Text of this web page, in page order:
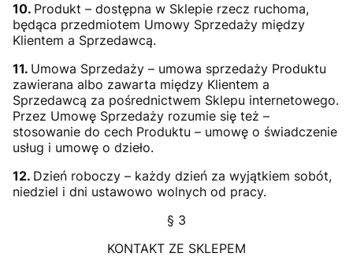
10. Produkt – dostępna w Sklepie rzecz ruchoma,
będąca przedmiotem Umowy Sprzedaży między
Klientem a Sprzedawcą.
11. Umowa Sprzedaży – umowa sprzedaży Produktu
zawierana albo zawarta między Klientem a
Sprzedawcą za pośrednictwem Sklepu internetowego.
Przez Umowę Sprzedaży rozumie się też –
stosowanie do cech Produktu – umowę o świadczenie
usług i umowę o dzieło.
12. Dzień roboczy – każdy dzień za wyjątkiem sobót,
niedziel i dni ustawowo wolnych od pracy.
§ 3
KONTAKT ZE SKLEPEM